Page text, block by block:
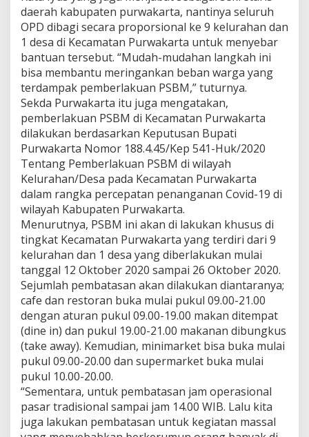
daerah kabupaten purwakarta, nantinya seluruh
OPD dibagi secara proporsional ke 9 kelurahan dan
1 desa di Kecamatan Purwakarta untuk menyebar
bantuan tersebut. “Mudah-mudahan langkah ini
bisa membantu meringankan beban warga yang
terdampak pemberlakuan PSBM,” tuturnya.
Sekda Purwakarta itu juga mengatakan,
pemberlakuan PSBM di Kecamatan Purwakarta
dilakukan berdasarkan Keputusan Bupati
Purwakarta Nomor 188.4.45/Kep 541-Huk/2020
Tentang Pemberlakuan PSBM di wilayah
Kelurahan/Desa pada Kecamatan Purwakarta
dalam rangka percepatan penanganan Covid-19 di
wilayah Kabupaten Purwakarta.
Menurutnya, PSBM ini akan di lakukan khusus di
tingkat Kecamatan Purwakarta yang terdiri dari 9
kelurahan dan 1 desa yang diberlakukan mulai
tanggal 12 Oktober 2020 sampai 26 Oktober 2020.
Sejumlah pembatasan akan dilakukan diantaranya;
cafe dan restoran buka mulai pukul 09.00-21.00
dengan aturan pukul 09.00-19.00 makan ditempat
(dine in) dan pukul 19.00-21.00 makanan dibungkus
(take away). Kemudian, minimarket bisa buka mulai
pukul 09.00-20.00 dan supermarket buka mulai
pukul 10.00-20.00.
“Sementara, untuk pembatasan jam operasional
pasar tradisional sampai jam 14.00 WIB. Lalu kita
juga lakukan pembatasan untuk kegiatan massal